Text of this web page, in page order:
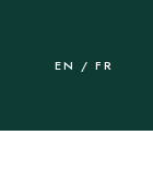
EN /FR